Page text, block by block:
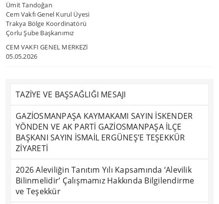
Ümit Tandoğan
Cem Vakfı Genel Kurul Üyesi
Trakya Bölge Koordinatörü
Çorlu Şube Başkanımız
CEM VAKFI GENEL MERKEZİ
05.05.2026
TAZİYE VE BAŞSAĞLIĞI MESAJI
GAZİOSMANPAŞA KAYMAKAMI SAYIN İSKENDER
YÖNDEN VE AK PARTİ GAZİOSMANPAŞA İLÇE
BAŞKANI SAYIN İSMAİL ERGÜNEŞ’E TEŞEKKÜR
ZİYARETİ
2026 Aleviliğin Tanıtım Yılı Kapsamında ‘Alevilik
Bilinmelidir’ Çalışmamız Hakkında Bilgilendirme
ve Teşekkür